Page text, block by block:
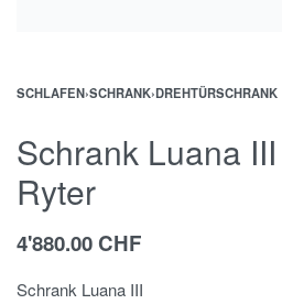
SCHLAFEN›SCHRANK›DREHTÜRSCHRANK
Schrank Luana
Ryter
4'880.00 CHF
Schrank Luana III